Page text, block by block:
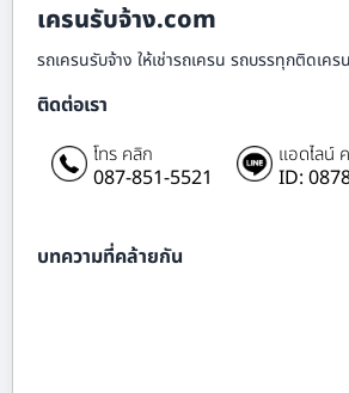
เครนรับจ้าง.com
รถเครนรับจ้าง ให้เช่ารถเครน รถบรรทุกติดเ
ติดต่อเรา
โทร คลิก
087-851-5521
แอดไลน์
ID:
บทความที่คล้ายกัน